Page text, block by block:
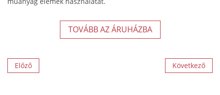
TOVÁBB AZ ÁRUHÁZBA
Előző Következő